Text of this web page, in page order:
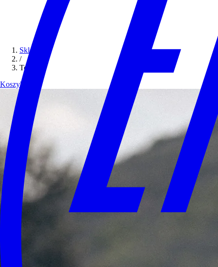
Sklep
/
Tee
Koszyk (0)